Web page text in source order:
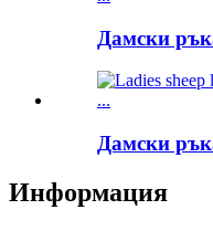
Дамски
Дамски
Информация